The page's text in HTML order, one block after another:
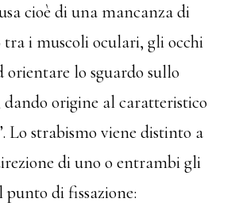
cioè di una mancanza di
i muscoli oculari, gli occhi
orientare lo sguardo sullo
dando origine al caratteristico
Lo strabismo viene distinto a
di uno o entrambi gli
punto di fissazione: